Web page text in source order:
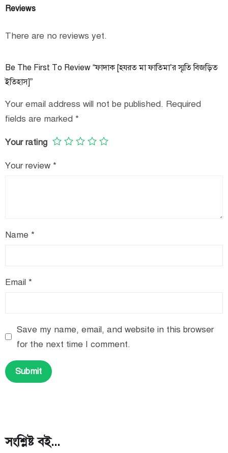
Reviews
There are no reviews yet.
Be The First To Review “ফাদাক [হযরত মা ফাতিমা’র স্মৃতি বিজড়িত
ইতিহাস]”
Your email address will not be published. Required
fields are marked *
Your rating
Your review *
Name *
Email *
Save my name, email, and website in this browser
for the next time I comment.
সংশ্লিষ্ট বই...